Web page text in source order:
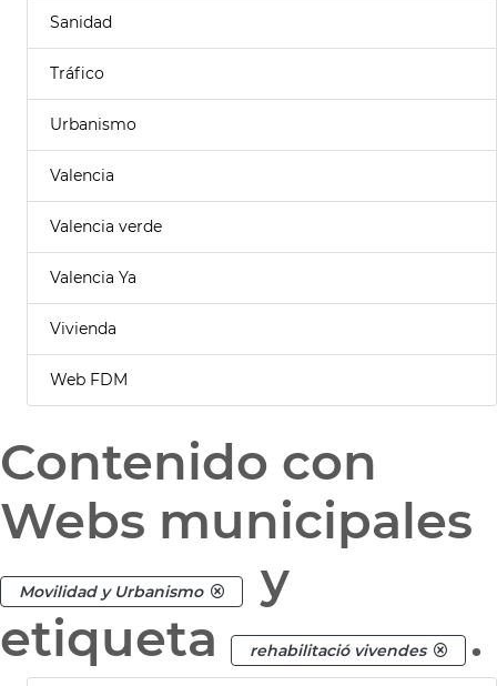
Sanidad
Tráfico
Urbanismo
Valencia
Valencia verde
Valencia Ya
Vivienda
Web FDM
Contenido con
Webs municipales
Movilidad y Urbanismo
y
etiqueta
rehabilitació vivendes .